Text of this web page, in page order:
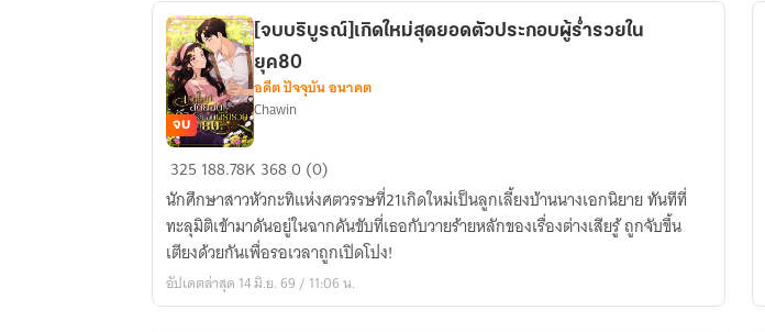
นำ
โชค
ใน
ยุค70
[จบ
บริบูรณ์]เกิด
ใหม่
สุด
ยอด
ตัวประกอบ
จบ
[จบบริบูรณ์]เกิดใหม่สุดยอดตัวประกอบผู้ร่ำรวยใน
ยุค80
อดีต ปัจจุบัน อนาคต
Chawin
325 188.78K 3680 (0)
นักศึกษาสาวหัวกะทิแห่งศตวรรษที่21เกิดใหม่เป็นลูกเลี้ยงบ้านนางเอกนิยาย ทันทีที่
ทะลุมิติเข้ามาดันอยู่ในฉากคันขับที่เธอกับวายร้ายหลักของเรื่องต่างเสียรู้ ถูกจับขึ้น
เตียงด้วยกันเพื่อรอเวลาถูกเปิดโปง!
อัปเดตล่าสุด 14 มิ.ย. 69 / 11:06 น.